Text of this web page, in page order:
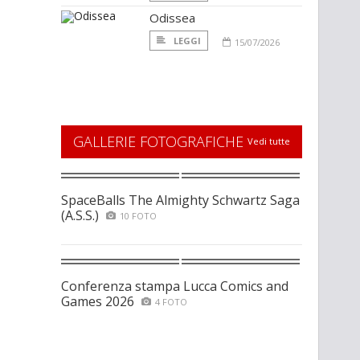
Odissea
LEGGI 15/07/2026
GALLERIE FOTOGRAFICHE Vedi tutte
SpaceBalls The Almighty Schwartz Saga
(A.S.S.)
10 FOTO
Conferenza stampa Lucca Comics and
Games 2026
4 FOTO